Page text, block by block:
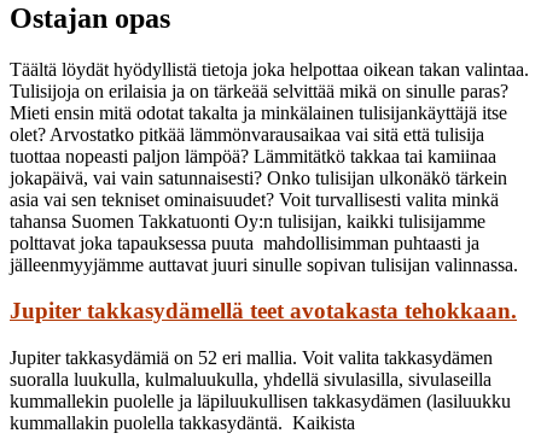
Ostajan opas
Täältä löydät hyödyllistä tietoja joka helpottaa oikean takan valintaa.
Tulisijoja on erilaisia ja on tärkeää selvittää mikä on sinulle paras?
Mieti ensin mitä odotat takalta ja minkälainen tulisijankäyttäjä itse
olet? Arvostatko pitkää lämmönvarausaikaa vai sitä että tulisija
tuottaa nopeasti paljon lämpöä? Lämmitätkö takkaa tai kamiinaa
jokapäivä, vai vain satunnaisesti? Onko tulisijan ulkonäkö tärkein
asia vai sen tekniset ominaisuudet? Voit turvallisesti valita minkä
tahansa Suomen Takkatuonti Oy:n tulisijan, kaikki tulisijamme
polttavat joka tapauksessa puuta mahdollisimman puhtaasti ja
jälleenmyyjämme auttavat juuri sinulle sopivan tulisijan valinnassa.
Jupiter takkasydämellä teet avotakasta tehokkaan.
Jupiter takkasydämiä on 52 eri mallia. Voit valita takkasydämen
suoralla luukulla, kulmaluukulla, yhdellä sivulasilla, sivulaseilla
kummallekin puolelle ja läpiluukullisen takkasydämen (lasiluukku
kummallakin puolella takkasydäntä. Kaikista